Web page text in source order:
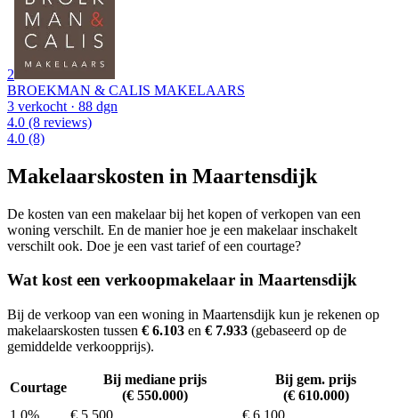
2
BROEKMAN & CALIS MAKELAARS
3 verkocht · 88 dgn
4.0 (8 reviews)
4.0 (8)
Makelaarskosten in Maartensdijk
De kosten van een makelaar bij het kopen of verkopen van een
woning verschilt. En de manier hoe je een makelaar inschakelt
verschilt ook. Doe je een vast tarief of een courtage?
Wat kost een verkoopmakelaar in Maartensdijk
Bij de verkoop van een woning in Maartensdijk kun je rekenen op
makelaarskosten tussen € 6.103 en € 7.933 (gebaseerd op de
gemiddelde verkoopprijs).
Courtage
Bij mediane prijs
(€ 550.000)
Bij gem. prijs
(€ 610.000)